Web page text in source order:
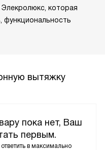
которая
функциональность
вытяжку
пока нет, Ваш
первым.
в максимально